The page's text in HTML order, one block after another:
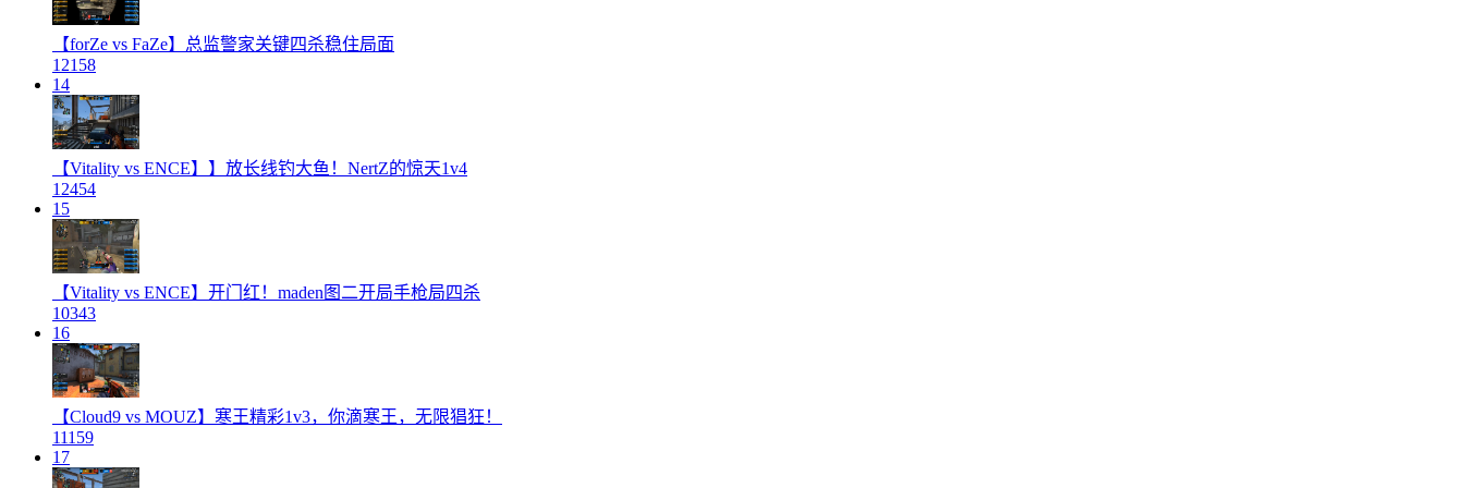
【forZe vs FaZe】总监警家关键四杀稳住局面
12158
14
【Vitality vs ENCE】】放长线钓大鱼！NertZ的惊天1v4
12454
15
【Vitality vs ENCE】开门红！maden图二开局手枪局四杀
10343
16
【Cloud9 vs MOUZ】寒王精彩1v3，你滴寒王，无限猖狂！
11159
17